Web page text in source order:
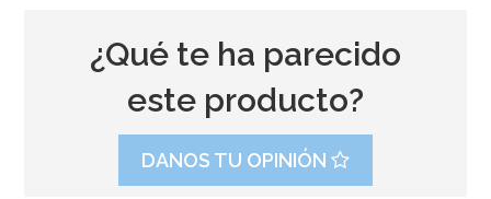
¿Qué te ha parecido
este producto?
DANOS TU OPINIÓN